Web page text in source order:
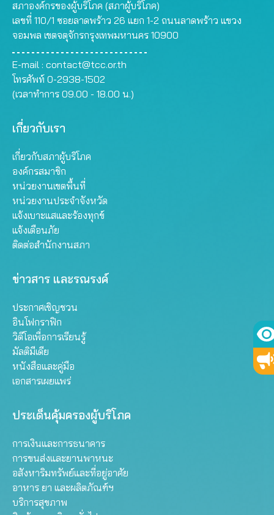
สภาองค์กรของผู้บริโภค (สภาผู้บริโภค)
เลขที่ 110/1 ซอยลาดพร้าว 26 แยก 1-2 ถนนลาดพร้าว แขวง
จอมพล เขตจตุจักรกรุงเทพมหานคร 10900
E-mail : contact@tcc.or.th
โทรศัพท์ 0-2938-1502
(เวลาทำการ 09.00 - 18.00 น.)
เกี่ยวกับเรา
เกี่ยวกับสภาผู้บริโภค
องค์กรสมาชิก
หน่วยงานเขตพื้นที่
หน่วยงานประจำจังหวัด
แจ้งเบาะแสและร้องทุกข์
แจ้งเตือนภัย
ติดต่อสำนักงานสภา
ข่าวสาร และรณรงค์
ประกาศเชิญชวน
อินโฟกราฟิก
วิดีโอเพื่อการเรียนรู้
มัลติมีเดีย
หนังสือและคู่มือ
เอกสารเผยแพร่
ประเด็นคุ้มครองผู้บริโภค
การเงินและการธนาคาร
การขนส่งและยานพาหนะ
อสังหาริมทรัพย์และที่อยู่อาศัย
อาหาร ยา และผลิตภัณฑ์ฯ
บริการสุขภาพ